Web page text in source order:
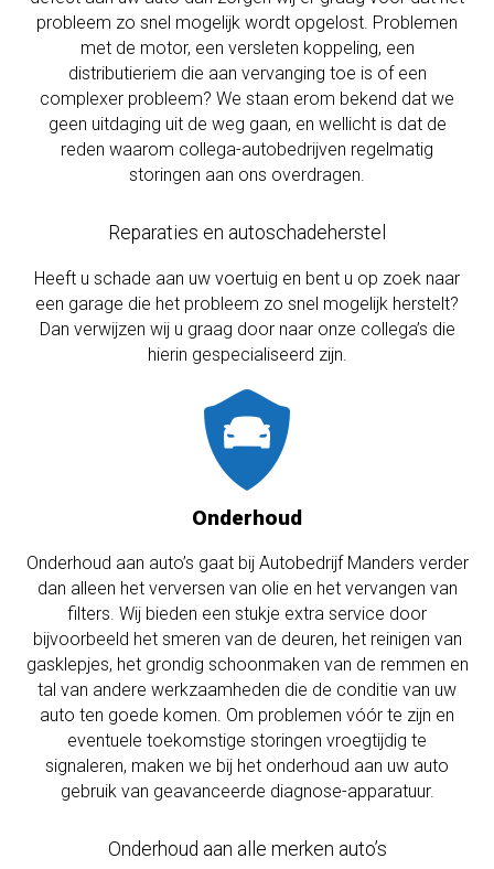
probleem zo snel mogelijk wordt opgelost. Problemen
met de motor, een versleten koppeling, een
distributieriem die aan vervanging toe is of een
complexer probleem? We staan erom bekend dat we
geen uitdaging uit de weg gaan, en wellicht is dat de
reden waarom collega-autobedrijven regelmatig
storingen aan ons overdragen.
Reparaties en autoschadeherstel
Heeft u schade aan uw voertuig en bent u op zoek naar
een garage die het probleem zo snel mogelijk herstelt?
Dan verwijzen wij u graag door naar onze collega’s die
hierin gespecialiseerd zijn.
Onderhoud
Onderhoud aan auto’s gaat bij Autobedrijf Manders verder
dan alleen het verversen van olie en het vervangen van
filters. Wij bieden een stukje extra service door
bijvoorbeeld het smeren van de deuren, het reinigen van
gasklepjes, het grondig schoonmaken van de remmen en
tal van andere werkzaamheden die de conditie van uw
auto ten goede komen. Om problemen vóór te zijn en
eventuele toekomstige storingen vroegtijdig te
signaleren, maken we bij het onderhoud aan uw auto
gebruik van geavanceerde diagnose-apparatuur.
Onderhoud aan alle merken auto’s